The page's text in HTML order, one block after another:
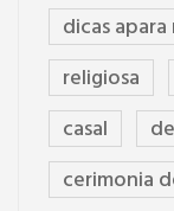
dicas apara
religiosa
casal
cerimonia